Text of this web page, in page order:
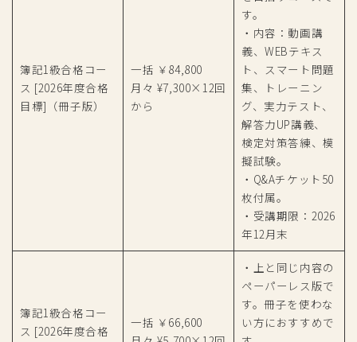
簿記1級合格コー
ス [2026年度合格
目標]（冊子版）
一括 ￥84,800
月々 ¥7,300×12回
から
す。
・内容：動画講
義、WEBテキス
ト、スマート問題
集、トレーニン
グ、実力テスト、
解答力UP講義、
検定対策答練、模
擬試験。
・Q&Aチケット50
枚付属。
・受講期限：2026
年12月末
簿記1級合格コー
ス [2026年度合格
一括 ￥66,600
・上と同じ内容の
ペーパーレス版で
す。冊子を使わな
い方におすすめで